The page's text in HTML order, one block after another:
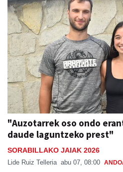
"Auzotarrek oso ondo
daude laguntzeko prest"
SORABILLAKO JAIAK 2026
Lide Ruiz Telleria abu 07, 08:00